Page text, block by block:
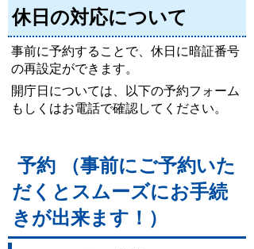
休日の対応について
事前に予約することで、休日に暗証番号
の再設定ができます。
開庁日については、以下の予約フォーム
もしくはお電話で確認してください。
予約 （事前にご予約いた
だくとスムーズにお手続
きが出来ます！）